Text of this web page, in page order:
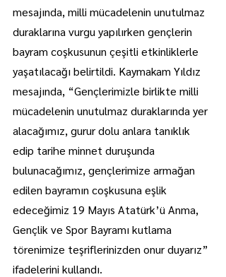
mesajında, milli mücadelenin unutulmaz
duraklarına vurgu yapılırken gençlerin
bayram coşkusunun çeşitli etkinliklerle
yaşatılacağı belirtildi. Kaymakam Yıldız
mesajında, “Gençlerimizle birlikte milli
mücadelenin unutulmaz duraklarında yer
alacağımız, gurur dolu anlara tanıklık
edip tarihe minnet duruşunda
bulunacağımız, gençlerimize armağan
edilen bayramın coşkusuna eşlik
edeceğimiz 19 Mayıs Atatürk’ü Anma,
Gençlik ve Spor Bayramı kutlama
törenimize teşriflerinizden onur duyarız”
ifadelerini kullandı.